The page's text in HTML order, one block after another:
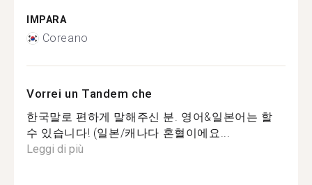
IMPARA
Coreano
Vorrei un Tandem che
한국말로 편하게 말해주신 분. 영어&일본어는 할
수 있습니다! (일본/캐나다 혼혈이에요...
Leggi di più